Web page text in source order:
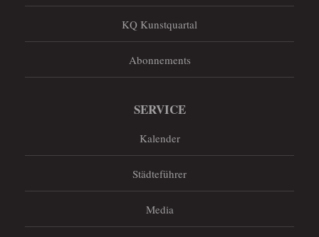
KQ Kunstquartal
Abonnements
SERVICE
Kalender
Städteführer
Media